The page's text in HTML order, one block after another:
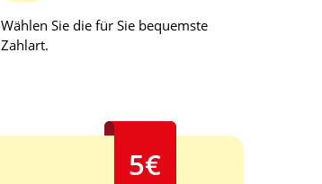
Wählen Sie die für Sie bequemste
Zahlart.
5€